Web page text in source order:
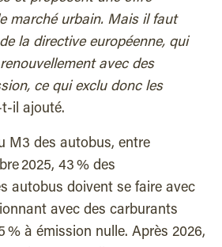
marché urbain. Mais il faut
la directive européenne, qui
avec des
ce qui exclu donc les
il ajouté.
M3 des autobus, entre
2025, 43 % des
autobus doivent se faire avec
avec des carburants
% à émission nulle. Après 2026,